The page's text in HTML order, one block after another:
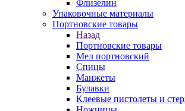
Флизелин
Упаковочные материалы
Портновские товары
Назад
Портновские товары
Мел портновский
Спицы
Манжеты
Булавки
Клеевые пистолеты и